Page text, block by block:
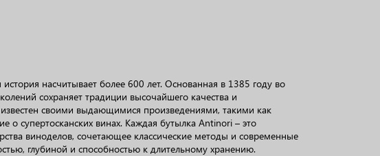
насчитывает более 600 лет. Основанная в 1385 году во
сохраняет традиции высочайшего качества и
своими выдающимися произведениями, такими как
о супертосканских винах. Каждая бутылка Antinori – это
виноделов, сочетающее классические методы и современные
глубиной и способностью к длительному хранению.